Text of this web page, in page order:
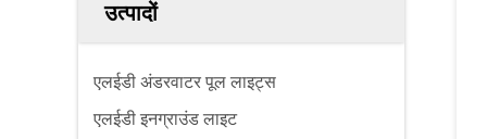
उत्पादों
एलईडी अंडरवाटर पूल लाइट्स
एलईडी इनग्राउंड लाइट